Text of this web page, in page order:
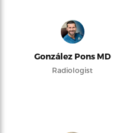
González Pons MD
Radiologist